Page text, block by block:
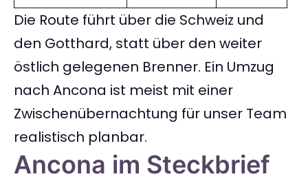
Die Route führt über die Schweiz und
den Gotthard, statt über den weiter
östlich gelegenen Brenner. Ein Umzug
nach Ancona ist meist mit einer
Zwischenübernachtung für unser Team
realistisch planbar.
Ancona im Steckbrief